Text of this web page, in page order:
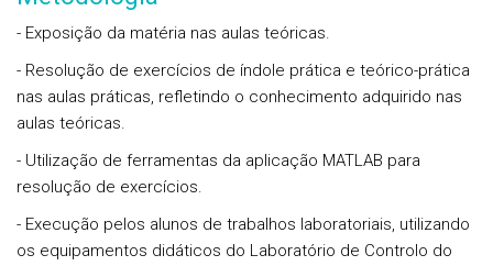
- Exposição da matéria nas aulas teóricas.
- Resolução de exercícios de índole prática e teórico-prática
nas aulas práticas, refletindo o conhecimento adquirido nas
aulas teóricas.
- Utilização de ferramentas da aplicação MATLAB para
resolução de exercícios.
- Execução pelos alunos de trabalhos laboratoriais, utilizando
os equipamentos didáticos do Laboratório de Controlo do